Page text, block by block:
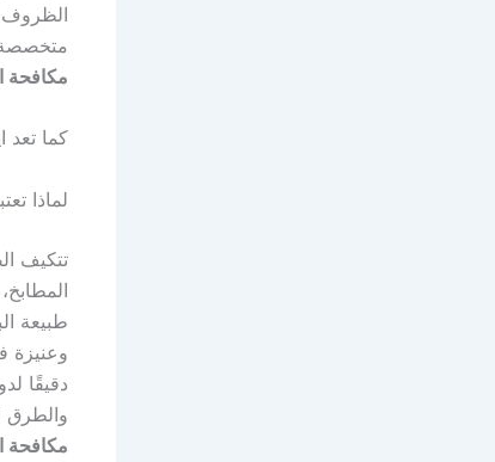
الظروف
متخصصة
مكافحة
كما
لماذا
تتكيف
طبيعة
وعنيزة
دقيقًا
والطرق
مكافحة